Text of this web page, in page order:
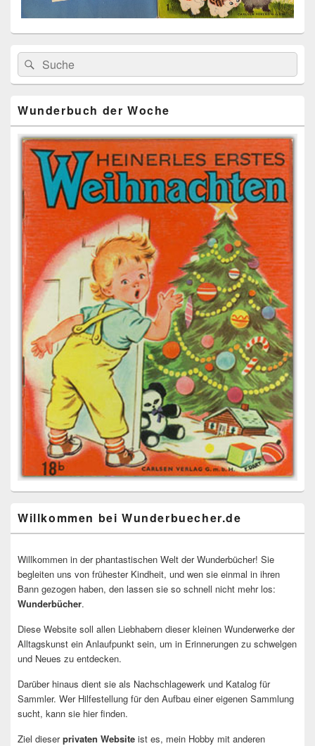
Primärer
Seitenleisten
Widget-
Bereich
Search
for:
Suche
Wunderbuch der Woche
Willkommen bei Wunderbuecher.de
Willkommen in der phantastischen Welt der Wunderbücher! Sie
begleiten uns von frühester Kindheit, und wen sie einmal in ihren
Bann gezogen haben, den lassen sie so schnell nicht mehr los:
Wunderbücher.
Diese Website soll allen Liebhabern dieser kleinen Wunderwerke der
Alltagskunst ein Anlaufpunkt sein, um in Erinnerungen zu schwelgen
und Neues zu entdecken.
Darüber hinaus dient sie als Nachschlagewerk und Katalog für
Sammler. Wer Hilfestellung für den Aufbau einer eigenen Sammlung
sucht, kann sie hier finden.
Ziel dieserprivaten Website ist es, mein Hobby mit anderen